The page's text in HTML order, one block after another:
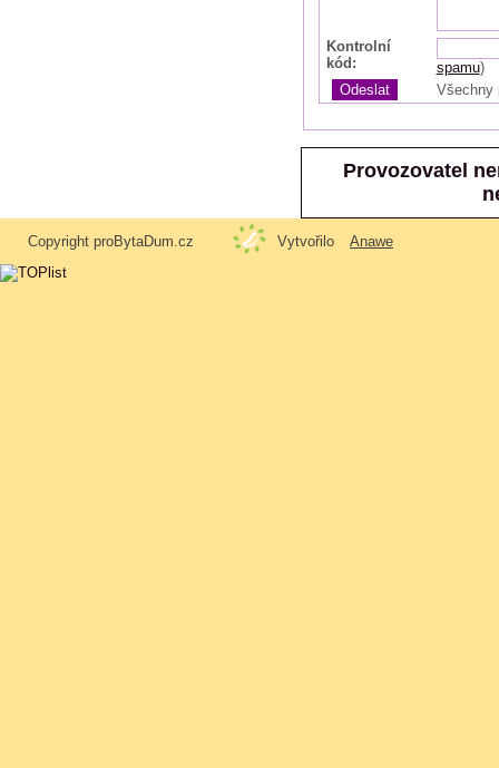
Kontrolní
kód : spamu)
Všechny
Provozovatel
Copyright proBytaDum.cz Vytvořilo Anawe